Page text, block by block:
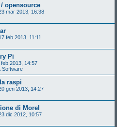
opensource
mar 2013, 16:38
feb 2013, 11:11
Pi
feb 2013, 14:57
Software
raspi
gen 2013, 14:27
di Morel
dic 2012, 10:57